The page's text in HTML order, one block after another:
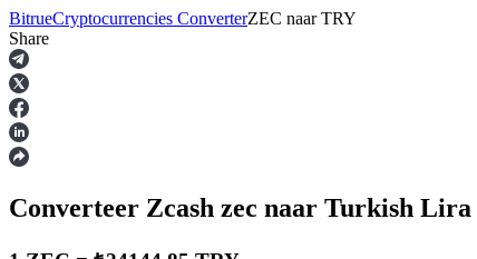
Termijncontracten
BitrueCryptocurrencies ConverterZEC naar TRY
Share
Converteer Zcash zec naar Turkish Lira